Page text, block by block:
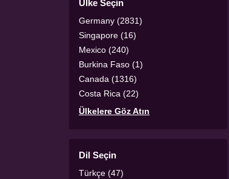
Ülke Seçin
Germany (2831)
Singapore (16)
Mexico (240)
Burkina Faso (1)
Canada (1316)
Costa Rica (22)
Ülkelere Göz Atın
Dil Seçin
Türkçe (47)